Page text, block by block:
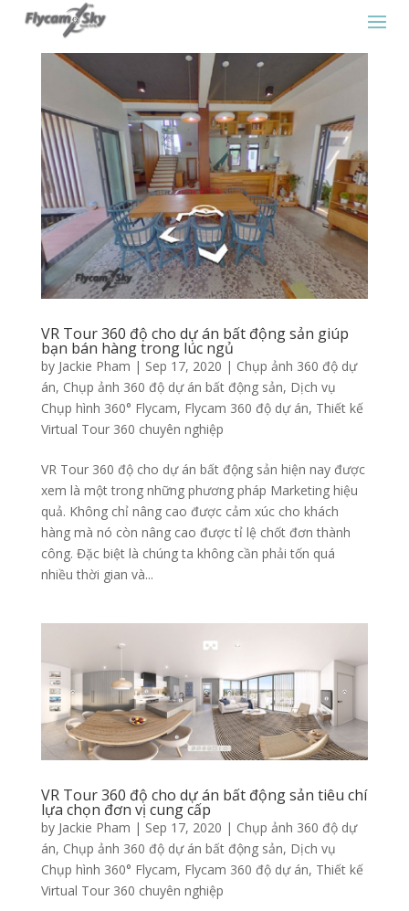
VR Tour 360 độ cho dự án bất động sản giúp
bạn bán hàng trong lúc ngủ
by Jackie Pham | Sep 17, 2020 | Chụp ảnh 360 độ dự
án, Chụp ảnh 360 độ dự án bất động sản, Dịch vụ
Chụp hình 360° Flycam, Flycam 360 độ dự án, Thiết kế
Virtual Tour 360 chuyên nghiệp
VR Tour 360 độ cho dự án bất động sản hiện nay được
xem là một trong những phương pháp Marketing hiệu
quả. Không chỉ nâng cao được cảm xúc cho khách
hàng mà nó còn nâng cao được tỉ lệ chốt đơn thành
công. Đặc biệt là chúng ta không cần phải tốn quá
nhiều thời gian và...
VR Tour 360 độ cho dự án bất động sản tiêu chí
lựa chọn đơn vị cung cấp
by Jackie Pham | Sep 17, 2020 | Chụp ảnh 360 độ dự
án, Chụp ảnh 360 độ dự án bất động sản, Dịch vụ
Chụp hình 360° Flycam, Flycam 360 độ dự án, Thiết kế
Virtual Tour 360 chuyên nghiệp